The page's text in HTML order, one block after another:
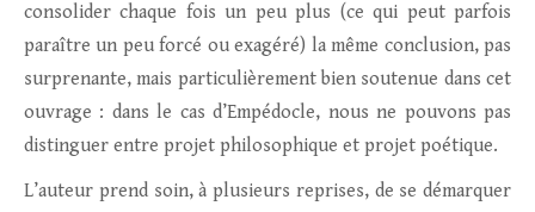
consolider chaque fois un peu plus (ce qui peut parfois
paraître un peu forcé ou exagéré) la même conclusion, pas
surprenante, mais particulièrement bien soutenue dans cet
ouvrage : dans le cas d’Empédocle, nous ne pouvons pas
distinguer entre projet philosophique et projet poétique.
L’auteur prend soin, à plusieurs reprises, de se démarquer